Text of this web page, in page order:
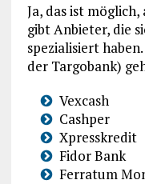
Ja, das ist
gibt Anbieter, die
spezialisiert
der Targobank)
Vexcash
Cashper
Xpresskredit
Fidor Bank
Ferratum